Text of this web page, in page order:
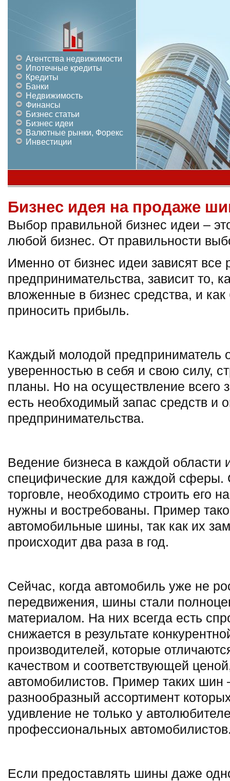
Агентства недвижимости
Ипотечные кредиты
Кредиты
Банки
Недвижимость
Финансы
Бизнес статьи
Бизнес идеи
Валютные рынки, Форекс
Инвестиции
Бизнес идея на продаже
Выбор правильной бизнес идеи –
любой бизнес. От правильности
Именно от бизнес идеи зависят все
предпринимательства, зависит то,
вложенные в бизнес средства, и как
приносить прибыль.
Каждый молодой предприниматель
уверенностью в себя и свою силу,
планы. Но на осуществление всего
есть необходимый запас средств и
предпринимательства.
Ведение бизнеса в каждой области
специфические для каждой сферы.
торговле, необходимо строить его
нужны и востребованы. Пример
автомобильные шины, так как их
происходит два раза в год.
Сейчас, когда автомобиль уже не
передвижения, шины стали
материалом. На них всегда есть
снижается в результате
производителей, которые
качеством и соответствующей
автомобилистов. Пример таких
разнообразный ассортимент
удивление не только у
профессиональных
Если предоставлять шины даже